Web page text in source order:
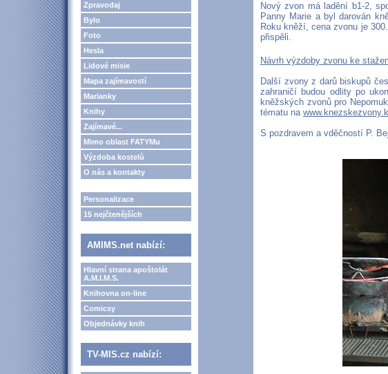
Zpravodaj
Bylo
Foto
Hesla
Lidové misie
Mapa zajímavostí
Marianky
Knihy
Zajímavé...
Mimo oblast FATYMu
Výzdoba kostelů
O nás a kontakty
Personalizace
15 nejčtenějších
AMIMS.net nabízí:
Hlavní strana apoštolát
A.M.I.M.S.
Knihovna on-line
Comicsy
Objednávky knih
TV-MIS.cz nabízí:
Nový zvon má ladění b1-2,
Panny Marie a byl darován
Roku kněží, cena zvonu je
přispěli.
Návrh výzdoby zvonu ke
Další zvony z darů biskupů
zahraničí budou odlity po
kněžských zvonů pro
tématu na
S pozdravem a vděčností P.